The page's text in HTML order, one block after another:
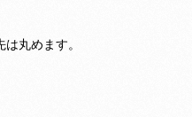
丸めます。